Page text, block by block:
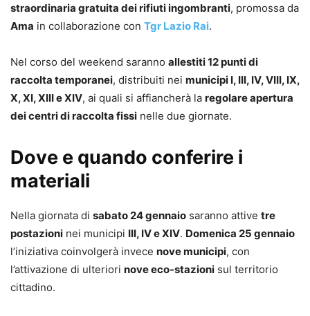
straordinaria gratuita dei rifiuti ingombranti, promossa da
Ama in collaborazione con Tgr Lazio Rai.
Nel corso del weekend saranno allestiti 12 punti di
raccolta temporanei, distribuiti nei municipi I, III, IV, VIII, IX,
X, XI, XIII e XIV, ai quali si affiancherà la regolare apertura
dei centri di raccolta fissi nelle due giornate.
Dove e quando conferire i
materiali
Nella giornata di sabato 24 gennaio saranno attive tre
postazioni nei municipi III, IV e XIV. Domenica 25 gennaio
l’iniziativa coinvolgerà invece nove municipi, con
l’attivazione di ulteriori nove eco-stazioni sul territorio
cittadino.